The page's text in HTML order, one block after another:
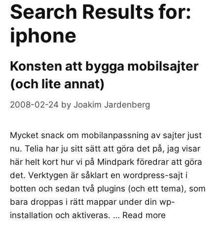
Search Results for:
iphone
Konsten att bygga mobilsajter
(och lite annat)
2008-02-24 by Joakim Jardenberg
Mycket snack om mobilanpassning av sajter just
nu. Telia har ju sitt sätt att göra det på, jag visar
här helt kort hur vi på Mindpark föredrar att göra
det. Verktygen är såklart en wordpress-sajt i
botten och sedan två plugins (och ett tema), som
bara droppas i rätt mappar under din wp-
installation och aktiveras. … Read more